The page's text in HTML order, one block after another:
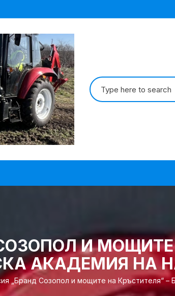
Search
for:
И МОЩИТЕ
АКАДЕМИЯ НА
„Бранд Созопол и мощите на Кръстителя“ –